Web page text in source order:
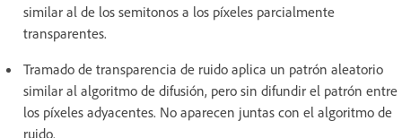
similar al de los semitonos a los píxeles parcialmente
transparentes.
Tramado de transparencia de ruido aplica un patrón aleatorio
similar al algoritmo de difusión, pero sin difundir el patrón entre
los píxeles adyacentes. No aparecen juntas con el algoritmo de
ruido.